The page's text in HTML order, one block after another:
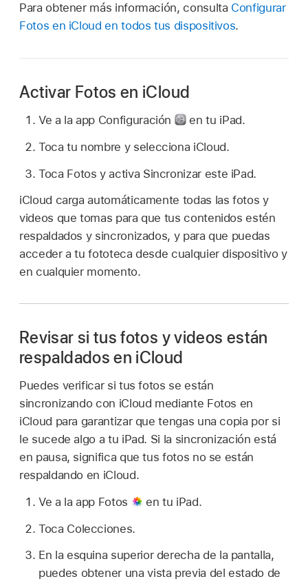
Para obtener más información, consulta Configurar
Fotos en iCloud en todos tus dispositivos.
Activar Fotos en iCloud
Ve a la app Configuración
en tu iPad.
Toca tu nombre y selecciona iCloud.
Toca Fotos y activa Sincronizar este iPad.
iCloud carga automáticamente todas las fotos y
videos que tomas para que tus contenidos estén
respaldados y sincronizados, y para que puedas
acceder a tu fototeca desde cualquier dispositivo y
en cualquier momento.
Revisar si tus fotos y videos están
respaldados en iCloud
Puedes verificar si tus fotos se están
sincronizando con iCloud mediante Fotos en
iCloud para garantizar que tengas una copia por si
le sucede algo a tu iPad. Si la sincronización está
en pausa, significa que tus fotos no se están
respaldando en iCloud.
Ve a la app Fotos
en tu iPad.
Toca Colecciones.
En la esquina superior derecha de la pantalla,
puedes obtener una vista previa del estado de